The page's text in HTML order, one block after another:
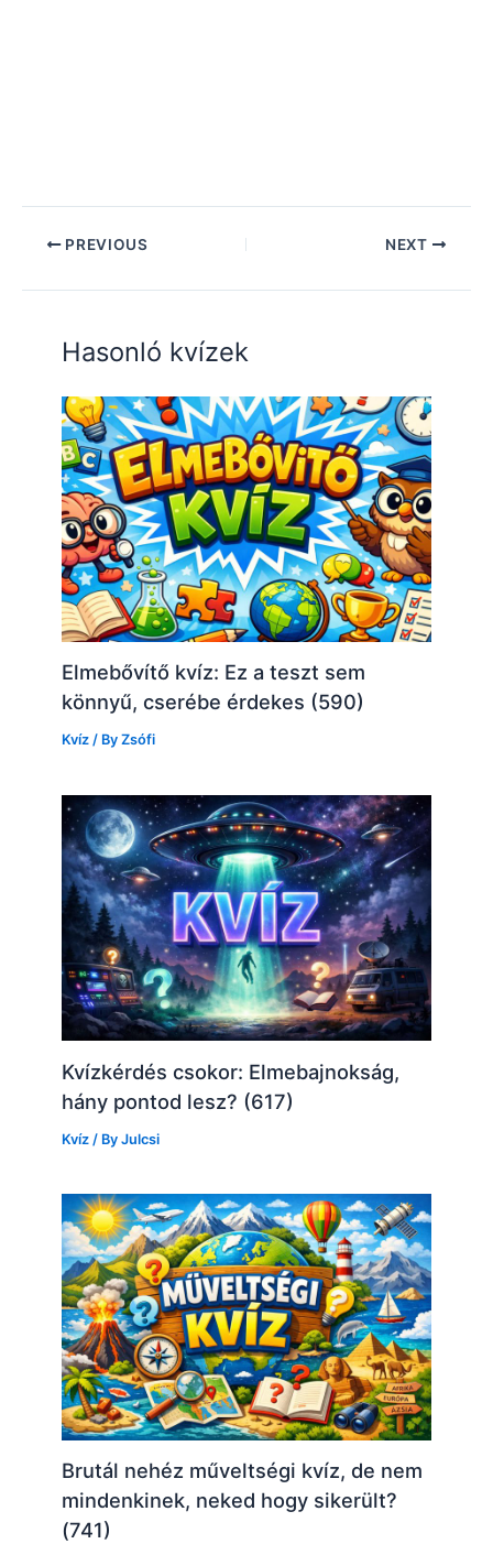
PREVIOUS NEXT
Hasonló kvízek
Elmebővítő kvíz: Ez a teszt sem
könnyű, cserébe érdekes (590)
Kvíz / ByZsófi
Kvízkérdés csokor: Elmebajnokság,
hány pontod lesz? (617)
Kvíz / ByJulcsi
Brutál nehéz műveltségi kvíz, de nem
mindenkinek, neked hogy sikerült?
(741)